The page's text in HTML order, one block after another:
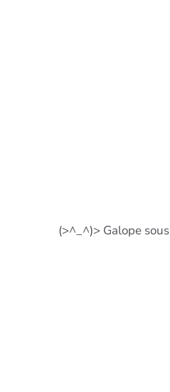
(>^_^)> Galope sous